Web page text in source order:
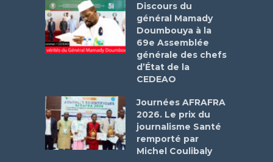
Discours du
général Mamady
Doumbouya à la
69e Assemblée
générale des chefs
d’État de la
CEDEAO
Journées AFRAFRA
2026. Le prix du
journalisme Santé
remporté par
Michel Coulibaly